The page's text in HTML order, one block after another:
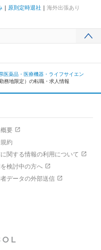
原則定時退社
海外出張あり
医薬品・医療機器・ライフサイエン
務地限定）の転職・求人情報
要
約
関する情報の利用について
検討中の方へ
データの外部送信